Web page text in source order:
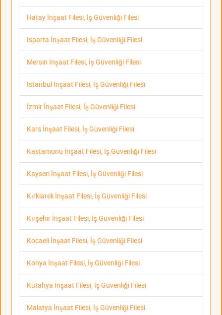
Hatay İnşaat Filesi, İş Güvenliği Filesi
Isparta İnşaat Filesi, İş Güvenliği Filesi
Mersin İnşaat Filesi, İş Güvenliği Filesi
İstanbul İnşaat Filesi, İş Güvenliği Filesi
İzmir İnşaat Filesi, İş Güvenliği Filesi
Kars İnşaat Filesi, İş Güvenliği Filesi
Kastamonu İnşaat Filesi, İş Güvenliği Filesi
Kayseri İnşaat Filesi, İş Güvenliği Filesi
Kırklareli İnşaat Filesi, İş Güvenliği Filesi
Kırşehir İnşaat Filesi, İş Güvenliği Filesi
Kocaeli İnşaat Filesi, İş Güvenliği Filesi
Konya İnşaat Filesi, İş Güvenliği Filesi
Kütahya İnşaat Filesi, İş Güvenliği Filesi
Malatya İnşaat Filesi, İş Güvenliği Filesi